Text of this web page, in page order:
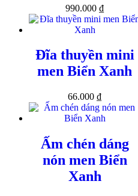
990.000 ₫
Đĩa thuyền mini
men Biển Xanh
66.000 ₫
Ấm chén dáng
nón men Biển
Xanh